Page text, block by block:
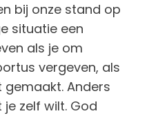
bij onze stand op
situatie een
als je om
vergeven, als
Anders
zelf wilt. God